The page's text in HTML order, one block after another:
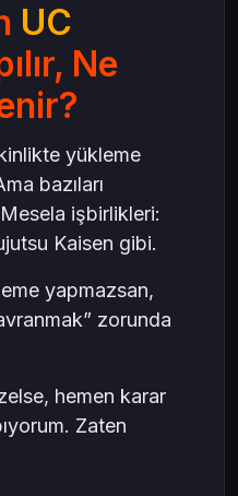
UC
Ne
yükleme
bazıları
işbirlikleri:
Kaisen gibi.
yapmazsan,
zorunda
hemen karar
Zaten